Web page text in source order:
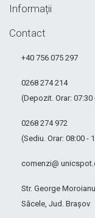
Informații
Contact
+40 756 075 297
0268 274 214
(Depozit. Orar: 07:30
0268 274 972
(Sediu. Orar: 08:00 -
comenzi@
Str. George
Săcele, Jud. Brașov